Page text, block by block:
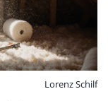
Lorenz Schilf